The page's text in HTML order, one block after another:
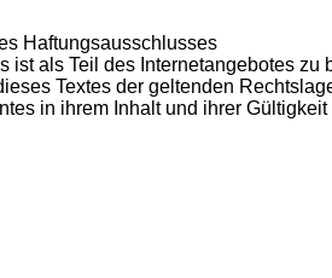
Haftungsausschlusses
ist als Teil des Internetangebotes
Textes der geltenden
in ihrem Inhalt und ihrer